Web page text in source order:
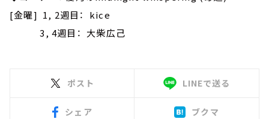
[金曜] 1, 2週目： kice
3, 4週目： 大柴広己
ポスト LINEで送る
シェア ブクマ